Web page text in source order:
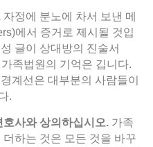
자정에 분노에 차서 보낸 메
에서 증거로 제시될 것입
글이 상대방의 진술서
족법원의 기억은 깁니다.
계선은 대부분의 사람들이
.
호사와상의하십시오. 가족
하는 것은 모든 것을 바꾸